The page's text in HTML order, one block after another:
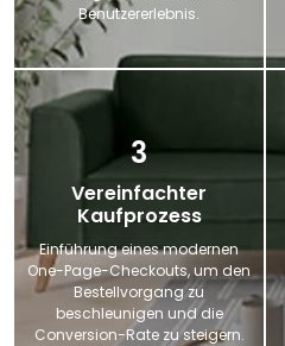
Benutzererlebnis.
3
Vereinfachter
Kaufprozess
Einführung eines modernen
One-Page-Checkouts, um den
Bestellvorgang zu
beschleunigen und die
Conversion-Rate zu steigern.